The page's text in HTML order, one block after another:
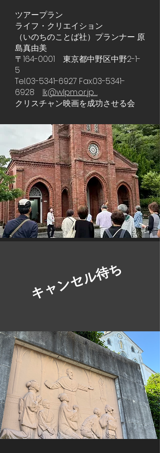
ツアープラン
ライフ・クリエイション
（いのちのことば社）プランナー 原
島真由美
〒164-0001 東京都中野区中野2-1-
5
Tel.03-5341-6927 Fax.03-5341-
6928 lk@wlpm.or.jp…
クリスチャン映画を成功させる会
​キャンセル待ち